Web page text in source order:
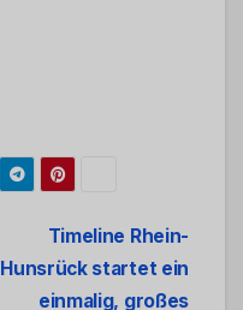
Timeline Rhein-
Hunsrück startet ein
einmalig, großes